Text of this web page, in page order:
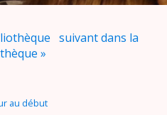
suivant dans la
»
au début